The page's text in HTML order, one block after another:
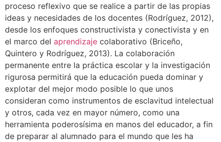
proceso reflexivo que se realice a partir de las propias
ideas y necesidades de los docentes (Rodríguez, 2012),
desde los enfoques constructivista y conectivista y en
el marco del aprendizaje colaborativo (Briceño,
Quintero y Rodríguez, 2013). La colaboración
permanente entre la práctica escolar y la investigación
rigurosa permitirá que la educación pueda dominar y
explotar del mejor modo posible lo que unos
consideran como instrumentos de esclavitud intelectual
y otros, cada vez en mayor número, como una
herramienta poderosísima en manos del educador, a fin
de preparar al alumnado para el mundo que les ha